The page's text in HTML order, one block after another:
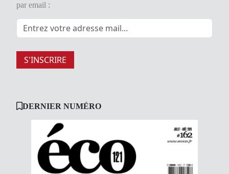
par email :
S'INSCRIRE
DERNIER NUMÉRO